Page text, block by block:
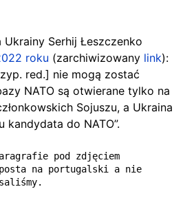
Serhij Łeszczenko
roku (zarchiwizowany link):
red.] nie mogą zostać
NATO są otwierane tylko na
Sojuszu, a Ukraina
kandydata do NATO”.
pod zdjęciem
na portugalski a nie